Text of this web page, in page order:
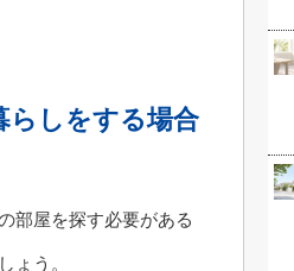
らしをする場合
部屋を探す必要がある
ょう。